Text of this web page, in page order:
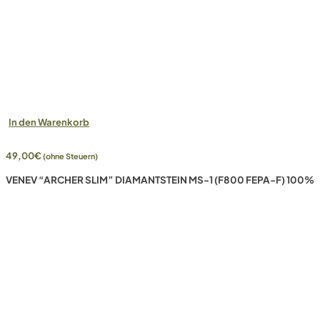
In den Warenkorb
49,00€(ohne Steuern)
VENEV “ARCHER SLIM” DIAMANTSTEIN MS-1 (F800 FEPA-F) 100%